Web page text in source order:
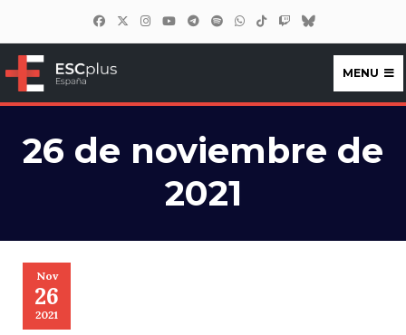
ESCplus España
MENU
26 de noviembre de
2021
Nov
26
2021